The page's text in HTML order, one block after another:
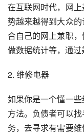
在互联网时代，网
势越来越得到大众
合自己的网上兼职，
做数据统计等，通过
2. 维修电器
如果你是一个懂一
方法。负债者可以
务，去寻求有需要